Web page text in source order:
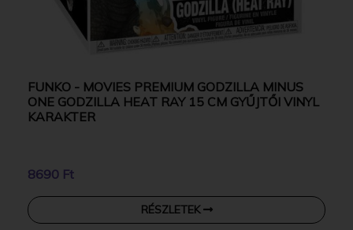
FUNKO - MOVIES PREMIUM GODZILLA MINUS
ONE GODZILLA HEAT RAY 15 CM GYŰJTŐI VINYL
KARAKTER
8690 Ft
RÉSZLETEK